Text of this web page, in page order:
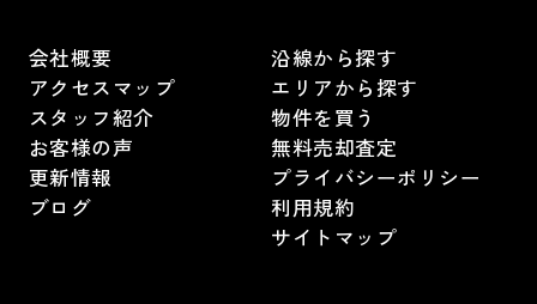
会社概要
アクセスマップ
スタッフ紹介
お客様の声
更新情報
ブログ
沿線から探す
エリアから探す
物件を買う
無料売却査定
プライバシーポリシー
利用規約
サイトマップ